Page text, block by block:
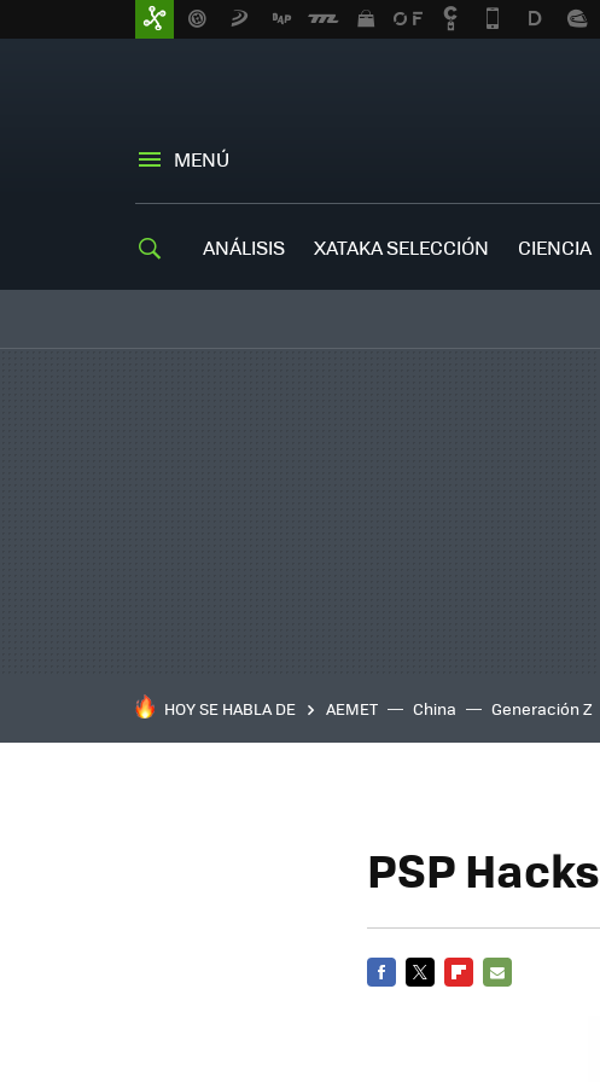
MENÚ
ANÁLISIS XATAKA SELECCIÓN CIENCIA
HOY SE HABLA DE AEMET China Generación Z
PSP Hacks